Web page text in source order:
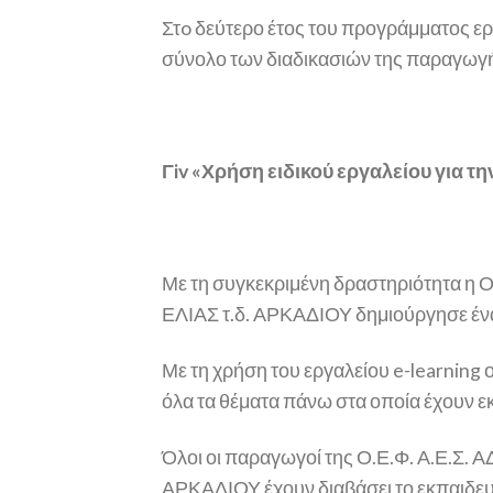
Στo δεύτερο έτος του προγράμματος
σύνολο των διαδικασιών της
Γiv «Χρήση ειδικού εργαλείου για
Με τη συγκεκριμένη
ΕΛΙΑΣ τ.δ. ΑΡΚΑΔΙΟΥ δημιούργησε
Με τη χρήση του εργαλείου e-learning
όλα τα θέματα πάνω στα οποία έχουν
Όλοι οι παραγωγοί της Ο.Ε.Φ.
ΑΡΚΑΔΙΟΥ έχουν διαβάσει το